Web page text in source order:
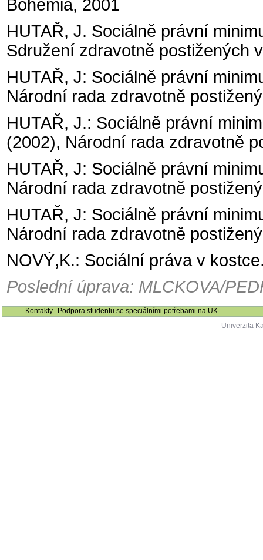
Bohemia, 2001
HUTAŘ, J. Sociálně právní
Sdružení zdravotně postižených
HUTAŘ, J: Sociálně právní
Národní rada zdravotně
HUTAŘ, J.: Sociálně právní
(2002), Národní rada zdravotně
HUTAŘ, J: Sociálně právní
Národní rada zdravotně
HUTAŘ, J: Sociálně právní
Národní rada zdravotně
NOVÝ,K.: Sociální práva v
Poslední úprava: MLCKOVA/
Kontakty
Podpora studentů se speciálními potřebami na UK
Univerzita